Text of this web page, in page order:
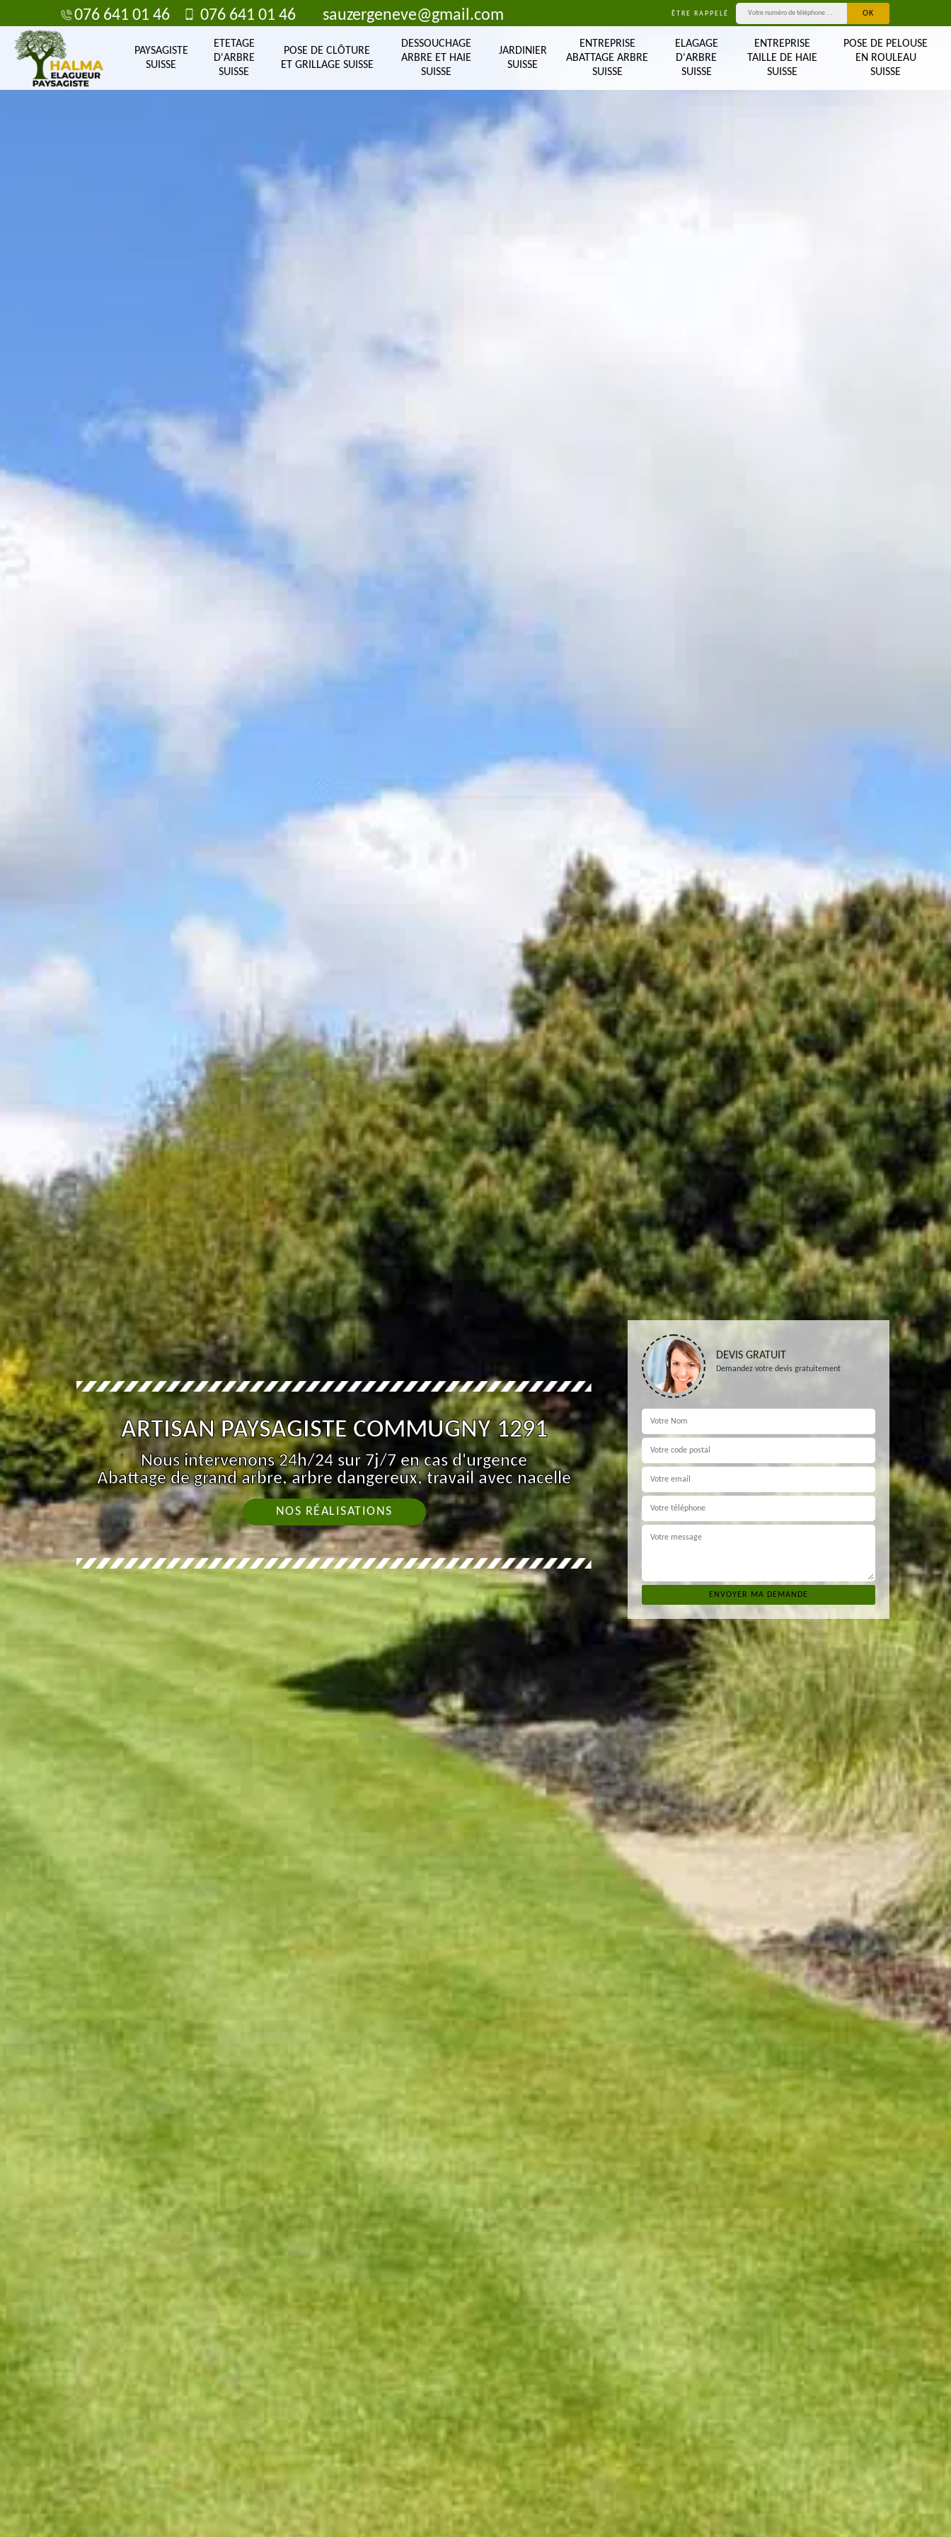
076 641 01 46 076 641 01 46 sauzergeneve@gmail.com ÊTRE RAPPELÉ
PAYSAGISTE
SUISSE
ETETAGE
D'ARBRE
SUISSE
POSE DE CLÔTURE
ET GRILLAGE SUISSE
DESSOUCHAGE
ARBRE ET HAIE
SUISSE
JARDINIER
SUISSE
ENTREPRISE
ABATTAGE ARBRE
SUISSE
ELAGAGE
D'ARBRE
SUISSE
ENTREPRISE
TAILLE DE HAIE
SUISSE
POSE DE PELOUSE
EN ROULEAU
SUISSE
ARTISAN PAYSAGISTE COMMUGNY 1291
Nous intervenons 24h/24 sur 7j/7 en cas d'urgence
Abattage de grand arbre, arbre dangereux, travail avec nacelle
NOS RÉALISATIONS
DEVIS GRATUIT
Demandez votre devis gratuitement